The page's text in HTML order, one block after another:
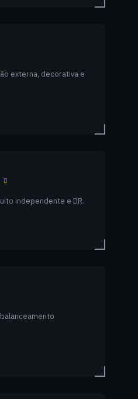
externa, decorativa e
independente e DR.